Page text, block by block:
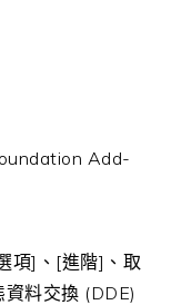
Add-
項]、[進階]、取
料交換 (DDE)